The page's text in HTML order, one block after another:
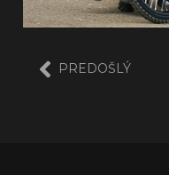
PREDOŠLÝ